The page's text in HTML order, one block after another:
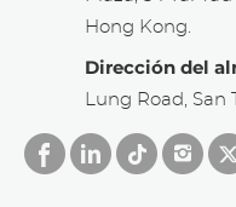
Hong Kong.
Dirección del
Lung Road, San